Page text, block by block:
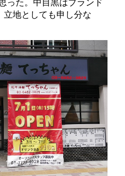
立地としても申し分な